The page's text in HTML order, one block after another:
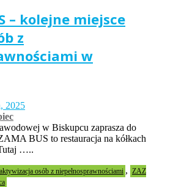
– kolejne miejsce
z
w
2025
w Biskupcu zaprasza do
BUS to restauracja na kółkach
…..
aktywizacja osób z niepełnosprawnościami ,
ZAZ